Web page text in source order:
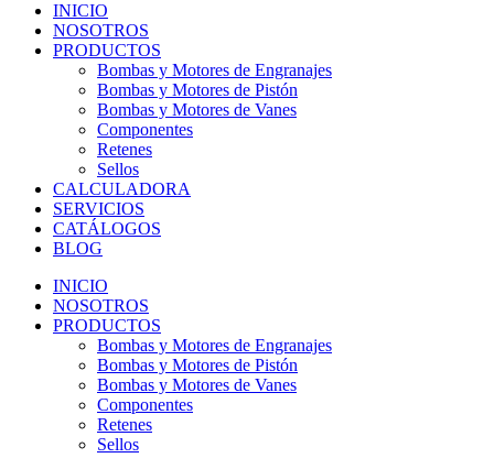
INICIO
NOSOTROS
PRODUCTOS
Bombas y Motores de Engranajes
Bombas y Motores de Pistón
Bombas y Motores de Vanes
Componentes
Retenes
Sellos
CALCULADORA
SERVICIOS
CATÁLOGOS
BLOG
INICIO
NOSOTROS
PRODUCTOS
Bombas y Motores de Engranajes
Bombas y Motores de Pistón
Bombas y Motores de Vanes
Componentes
Retenes
Sellos